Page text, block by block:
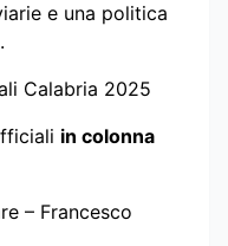
e una politica
Calabria 2025
in colonna
– Francesco